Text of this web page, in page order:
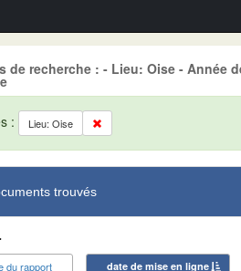
de recherche : - Lieu: Oise - Année
: Lieu: Oise
trouvés
du rapport date de mise en ligne